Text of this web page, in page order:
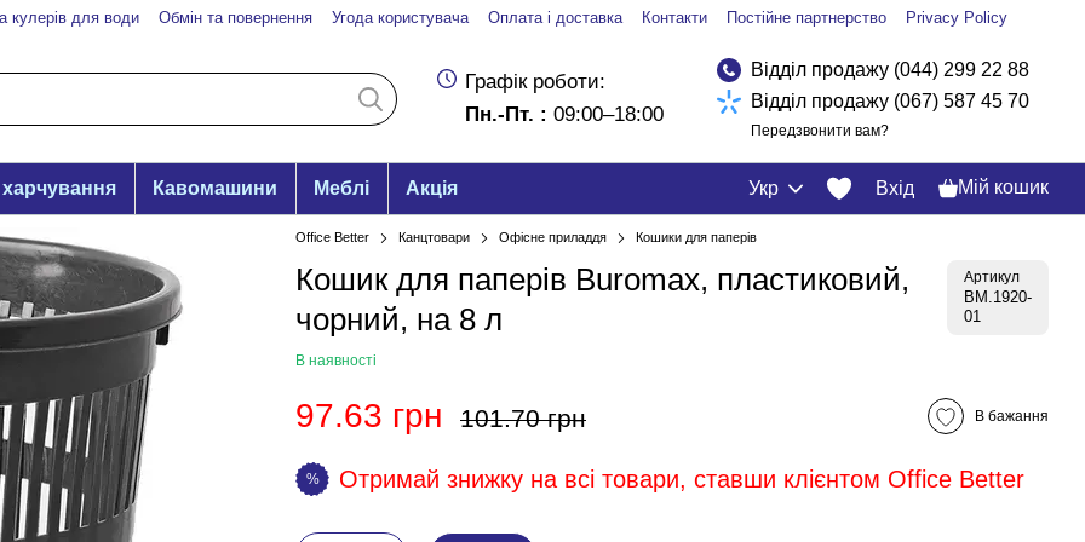
кулерів для води Обмін та повернення Угода користувача Оплата і доставка Контакти Постійне партнерство Privacy Policy
Графік роботи:
Пн.-Пт. : 09:00–18:00
Відділ продажу (044) 299 22 88
Відділ продажу (067) 587 45 70
Передзвонити вам?
Кавомашини Меблі Акція Укр Вхід Мій кошик
Office Better Канцтовари Офісне приладдя Кошики для паперів
Кошик для паперів Buromax, пластиковий,
чорний, на 8 л
Артикул
BM.1920-
01
В наявності
97.63 грн 101.70 грн В бажання
% Отримай знижку на всі товари, ставши клієнтом Office Better